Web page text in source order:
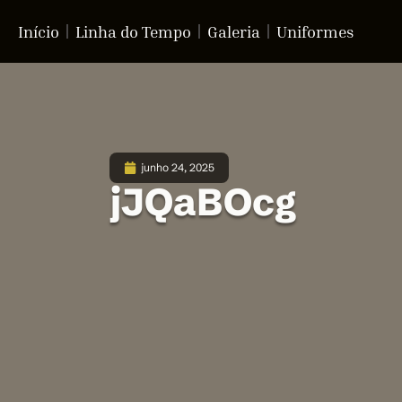
Início Linha do Tempo Galeria Uniformes
junho 24, 2025
jJQaBOcg